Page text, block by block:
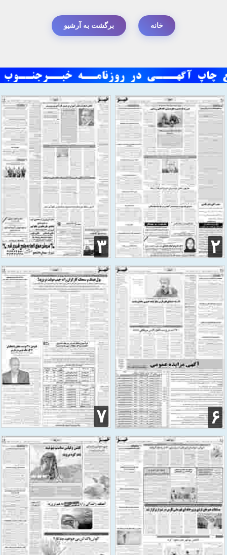
خانه برگشت به آرشیو
۲ ۳
۶ ۷